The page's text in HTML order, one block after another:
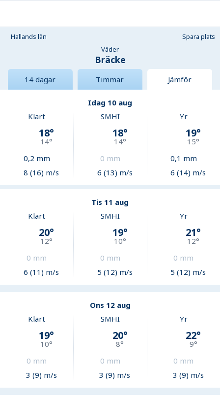
Hallands län
Spara plats
Väder
Bräcke
14 dagar Timmar Jämför
Idag 10 aug
Klart
18°
14°
0,2 mm
8 (16) m/s
SMHI
18°
14°
0 mm
6 (13) m/s
Yr
19°
15°
0,1 mm
6 (14) m/s
Tis 11 aug
Klart
20°
12°
0 mm
6 (11) m/s
SMHI
19°
10°
0 mm
5 (12) m/s
Yr
21°
12°
0 mm
5 (12) m/s
Ons 12 aug
Klart
19°
10°
0 mm
3 (9) m/s
SMHI
20°
8°
0 mm
3 (9) m/s
Yr
22°
9°
0 mm
3 (9) m/s